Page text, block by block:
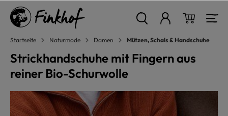
springen
Startseite Naturmode Damen Mützen, Schals & Handschuhe
Strickhandschuhe mit Fingern aus
reiner Bio-Schurwolle
Bildergalerie überspringen